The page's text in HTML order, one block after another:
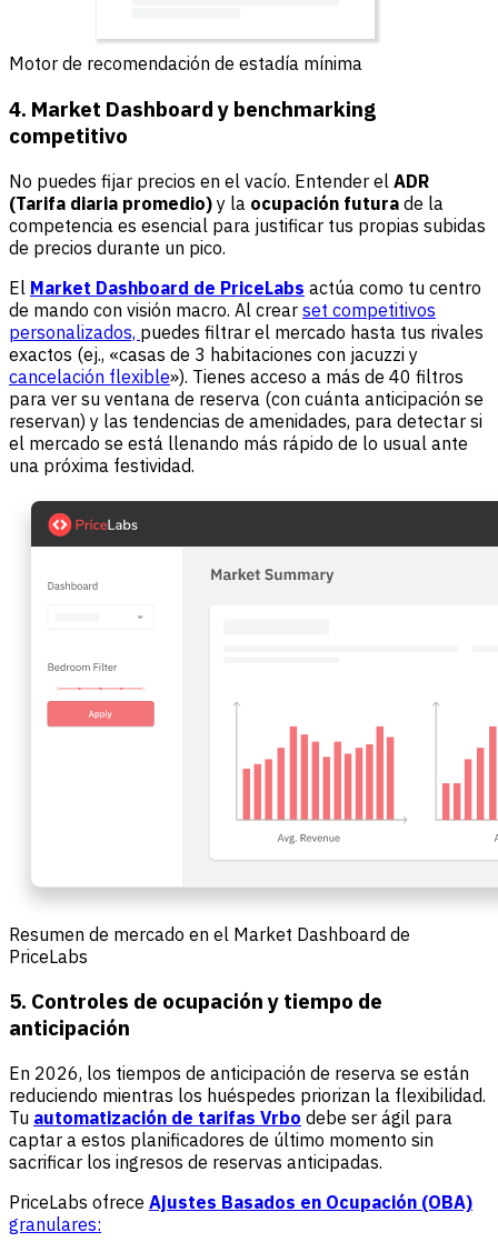
Motor de recomendación de estadía mínima
4. Market Dashboard y benchmarking
competitivo
No puedes fijar precios en el vacío. Entender el ADR
(Tarifa diaria promedio) y la ocupación futura de la
competencia es esencial para justificar tus propias subidas
de precios durante un pico.
El Market Dashboard de PriceLabs actúa como tu centro
de mando con visión macro. Al crear set competitivos
personalizados, puedes filtrar el mercado hasta tus rivales
exactos (ej., «casas de 3 habitaciones con jacuzzi y
cancelación flexible»). Tienes acceso a más de 40 filtros
para ver su ventana de reserva (con cuánta anticipación se
reservan) y las tendencias de amenidades, para detectar si
el mercado se está llenando más rápido de lo usual ante
una próxima festividad.
Resumen de mercado en el Market Dashboard de
PriceLabs
5. Controles de ocupación y tiempo de
anticipación
En 2026, los tiempos de anticipación de reserva se están
reduciendo mientras los huéspedes priorizan la flexibilidad.
Tu automatización de tarifas Vrbo debe ser ágil para
captar a estos planificadores de último momento sin
sacrificar los ingresos de reservas anticipadas.
PriceLabs ofrece Ajustes Basados en Ocupación (OBA)
granulares: